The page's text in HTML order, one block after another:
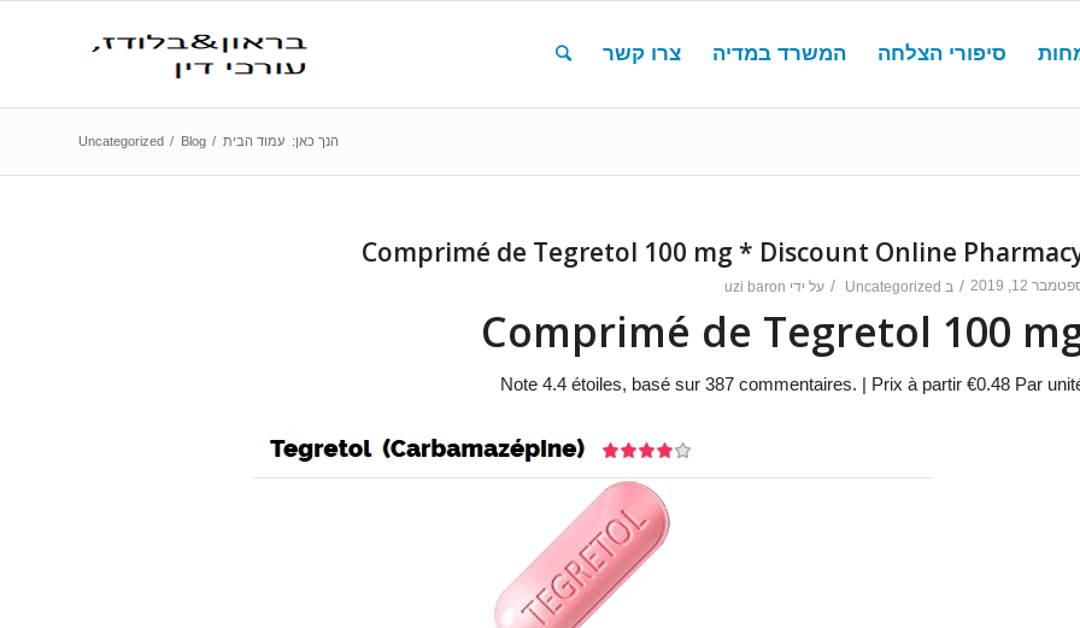
סיפורי הצלחה המשרד במדיה צרו קשר
הנך כאן: עמוד הבית /
Blog
/
Uncategorized
Comprimé de Tegretol 100 mg * Discount Online
12, 2019
/ ב Uncategorized
/ על ידי uzi baron
Comprimé de Tegretol 100
Note4.4 étoiles, basé sur387 commentaires. | Prix à partir€0.48 Par